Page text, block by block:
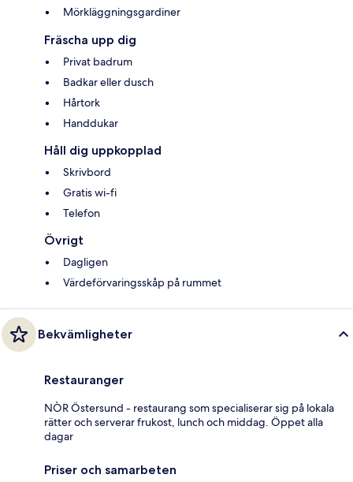
Mörkläggningsgardiner
Fräscha upp dig
Privat badrum
Badkar eller dusch
Hårtork
Handdukar
Håll dig uppkopplad
Skrivbord
Gratis wi-fi
Telefon
Övrigt
Dagligen
Värdeförvaringsskåp på rummet
Bekvämligheter
Restauranger
NÒR Östersund - restaurang som specialiserar sig på lokala
rätter och serverar frukost, lunch och middag. Öppet alla
dagar
Priser och samarbeten